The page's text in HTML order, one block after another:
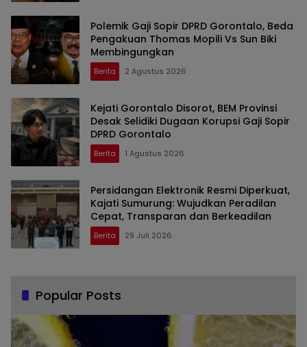
Polemik Gaji Sopir DPRD Gorontalo, Beda
Pengakuan Thomas Mopili Vs Sun Biki
Membingungkan
Berita 2 Agustus 2026
Kejati Gorontalo Disorot, BEM Provinsi
Desak Selidiki Dugaan Korupsi Gaji Sopir
DPRD Gorontalo
Berita 1 Agustus 2026
Persidangan Elektronik Resmi Diperkuat,
Kajati Sumurung: Wujudkan Peradilan
Cepat, Transparan dan Berkeadilan
Berita 29 Juli 2026
Popular Posts